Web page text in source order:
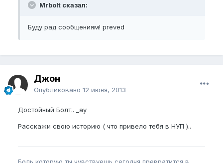
Mrbolt сказал:
Буду рад сообщениям! preved
Джон
Опубликовано 12 июня, 2013
Достойный Болт.. _ay
Расскажи свою историю ( что привело тебя в НУП )..